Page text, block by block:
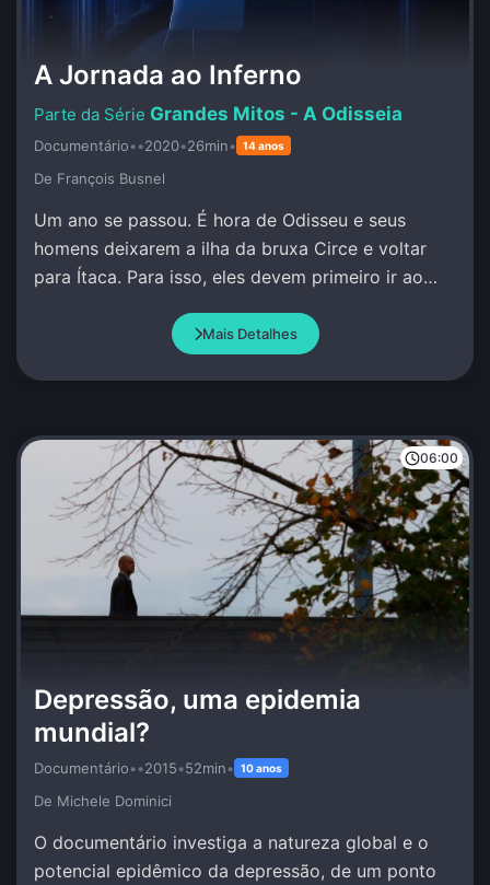
A Jornada ao Inferno
Grandes Mitos - A Odisseia
Documentário••2020•26min• 14 anos
De François Busnel
Um ano se passou. É hora de Odisseu e seus
homens deixarem a ilha da bruxa Circe e voltar
para Ítaca. Para isso, eles devem primeiro ir ao
Mais Detalhes
06:00
Depressão, uma epidemia
mundial?
Documentário••2015•52min• 10 anos
De Michele Dominici
O documentário investiga a natureza global e o
potencial epidêmico da depressão, de um ponto